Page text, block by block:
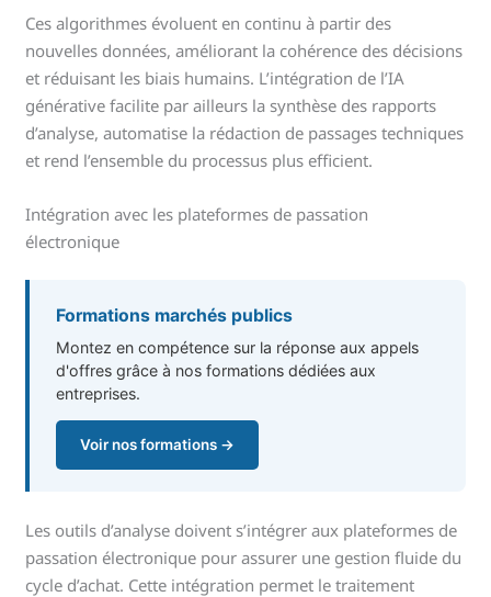
Ces algorithmes évoluent en continu à partir des
nouvelles données, améliorant la cohérence des décisions
et réduisant les biais humains. L’intégration de l’IA
générative facilite par ailleurs la synthèse des rapports
d’analyse, automatise la rédaction de passages techniques
et rend l’ensemble du processus plus efficient.
Intégration avec les plateformes de passation
électronique
Formations marchés publics
Montez en compétence sur la réponse aux appels
d'offres grâce à nos formations dédiées aux
entreprises.
Voir nos formations →
Les outils d’analyse doivent s’intégrer aux plateformes de
passation électronique pour assurer une gestion fluide du
cycle d’achat. Cette intégration permet le traitement